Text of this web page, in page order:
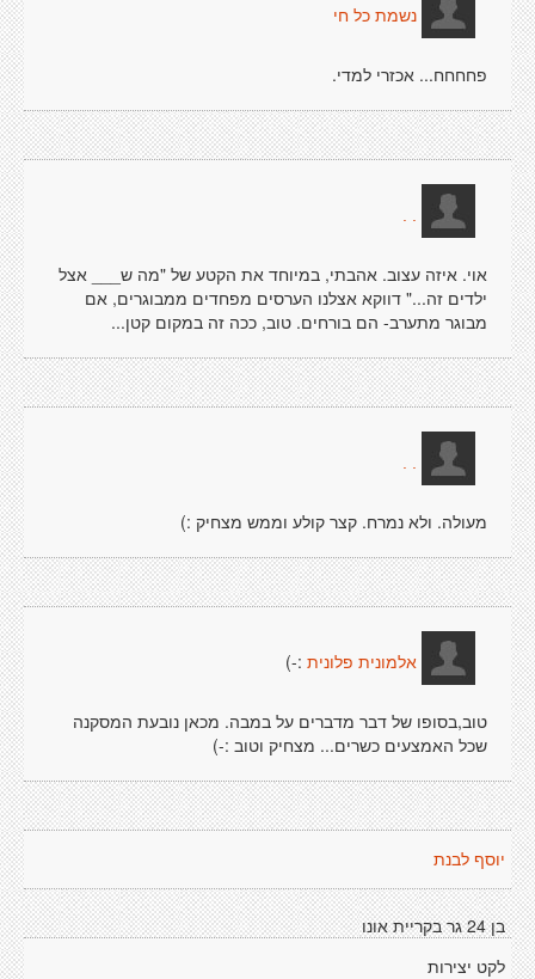
נשמת כל חי
פחחחח... אכזרי למדי.
אוי. איזה עצוב. אהבתי, במיוחד את הקטע של "מה ש___ אצל
ילדים זה..." דווקא אצלנו הערסים מפחדים ממבוגרים, אם
מבוגר מתערב- הם בורחים. טוב, ככה זה במקום קטן...
מעולה. ולא נמרח. קצר קולע וממש מצחיק :)
אלמונית פלונית :-)
טוב,בסופו של דבר מדברים על במבה. מכאן נובעת המסקנה
שכל האמצעים כשרים... מצחיק וטוב :-)
יוסף לבנת
בן 24 גר בקריית אונו
לקט יצירות